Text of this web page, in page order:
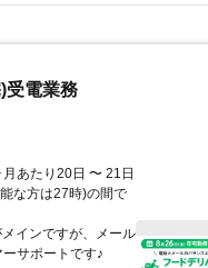
受電業務
あたり20日 〜 21日
な方は27時)の間で
インですが、メール
サポートです♪